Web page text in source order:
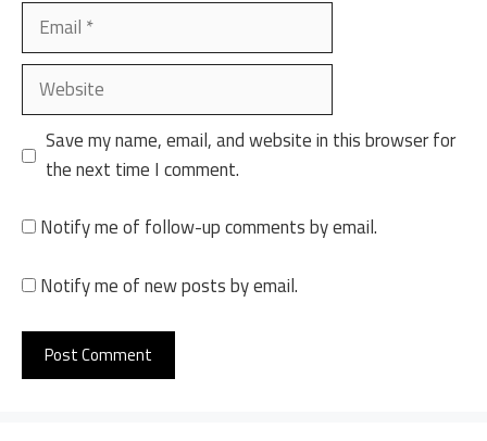
Email
Website
Save my name, email, and website in this browser for
the next time I comment.
Notify me of follow-up comments by email.
Notify me of new posts by email.